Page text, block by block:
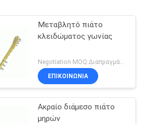
Μεταβλητό πιάτο
κλειδώματος γωνίας
Negotiation MOQ:Διαπραγμάτευση
ΕΠΙΚΟΙΝΩΝΙΑ
Ακραίο διάμεσο πιάτο
μηρών